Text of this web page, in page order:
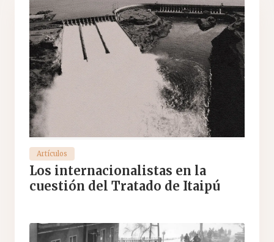
Artículos
Los internacionalistas en la
cuestión del Tratado de Itaipú